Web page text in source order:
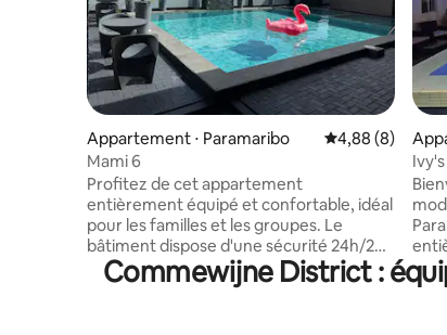
Appartement ⋅ Paramaribo Évaluation
4,88 (8)
Mami 6
Profitez de cet appartement
entièrement équipé et confortable, idéal
pour les familles et les groupes. Le
bâtiment dispose d'une sécurité 24h/24.
La cuisine est entièrement équipée et
comprend des ustensiles, un four à
Commewijne District :